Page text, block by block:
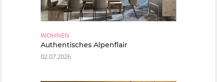
WOHNEN
Authentisches Alpenflair
02.07.2026